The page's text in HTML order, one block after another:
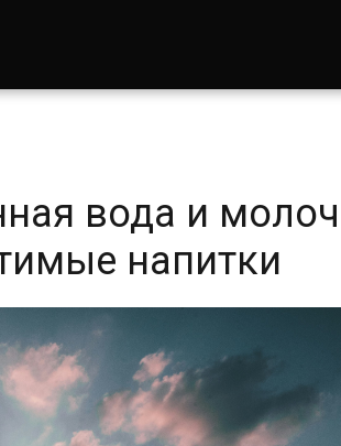
вода и
напитки